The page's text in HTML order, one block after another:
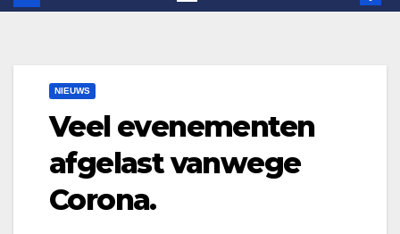
NIEUWS
Veel evenementen
afgelast vanwege
Corona.